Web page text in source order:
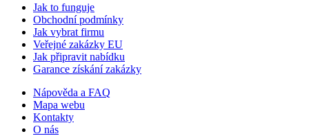
Jak to funguje
Obchodní podmínky
Jak vybrat firmu
Veřejné zakázky EU
Jak připravit nabídku
Garance získání zakázky
Nápověda a FAQ
Mapa webu
Kontakty
O nás